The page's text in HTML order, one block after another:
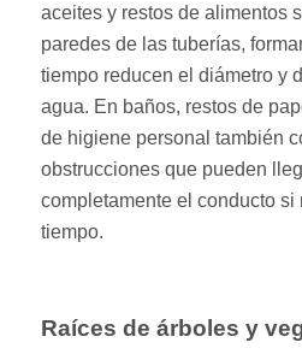
aceites y restos de alimentos
paredes de las tuberías,
tiempo reducen el diámetro y
agua. En baños, restos de
de higiene personal también
obstrucciones que pueden
completamente el conducto si
tiempo.
Raíces de árboles y